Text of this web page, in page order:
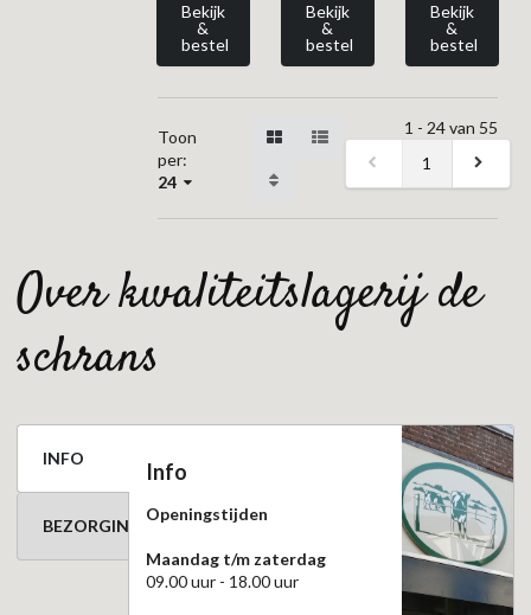
Bekijk
&
bestel
Bekijk
&
bestel
Bekijk
&
bestel
Toon
per:
24
1 - 24 van 55
1
over kwaliteitslagerij de
schrans
INFO
BEZORGINFORMATIE
Info
Openingstijden
Maandag t/m zaterdag
09.00 uur - 18.00 uur